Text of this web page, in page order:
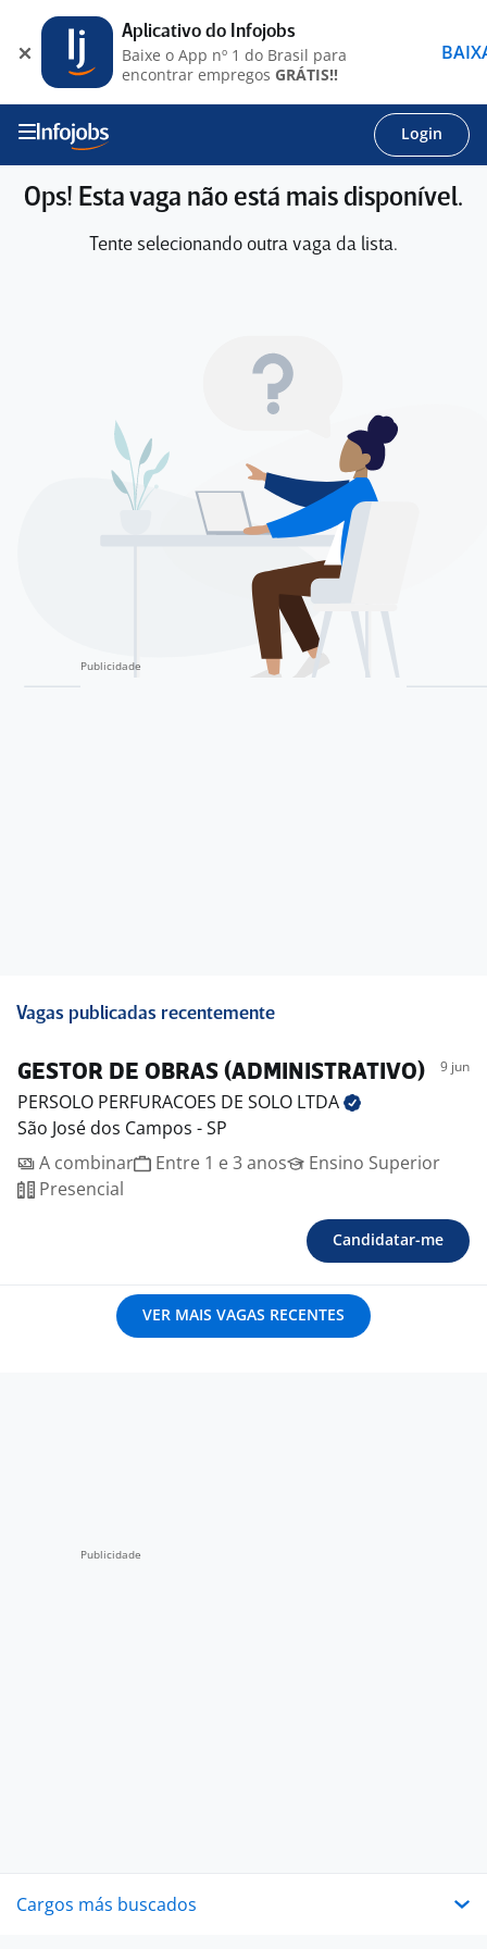
Login
Ops! Esta vaga não está mais disponível.
Tente selecionando outra vaga da lista.
Vagas publicadas recentemente
GESTOR DE OBRAS (ADMINISTRATIVO) 9 jun
PERSOLO PERFURACOES DE SOLO LTDA
São José dos Campos - SP
A combinar
Entre 1 e 3 anos
Ensino Superior
Presencial
Candidatar-me
VER MAIS VAGAS RECENTES
Cargos más buscados
Aplicativo do Infojobs
Baixe o App nº 1 do Brasil para
encontrar empregos GRÁTIS!!